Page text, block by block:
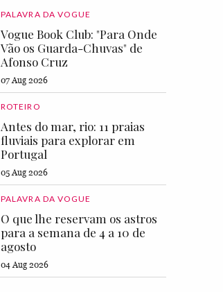
PALAVRA DA VOGUE
Vogue Book Club: "Para Onde
Vão os Guarda-Chuvas" de
Afonso Cruz
07 Aug 2026
ROTEIRO
Antes do mar, rio: 11 praias
fluviais para explorar em
Portugal
05 Aug 2026
PALAVRA DA VOGUE
O que lhe reservam os astros
para a semana de 4 a 10 de
agosto
04 Aug 2026